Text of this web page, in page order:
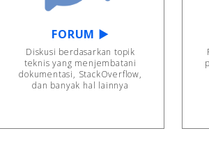
FORUM ▶
Diskusi berdasarkan topik
teknis yang menjembatani
dokumentasi, StackOverflow,
dan banyak hal lainnya